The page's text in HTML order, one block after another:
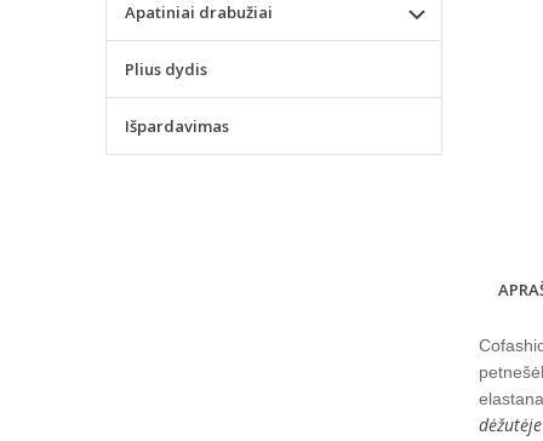
Apatiniai drabužiai
Plius dydis
Išpardavimas